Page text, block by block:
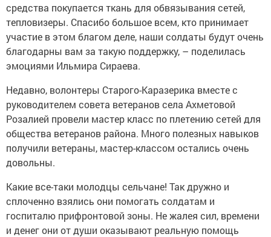
средства покупается ткань для обвязывания сетей,
тепловизеры. Спасибо большое всем, кто принимает
участие в этом благом деле, наши солдаты будут очень
благодарны вам за такую поддержку, – поделилась
эмоциями Ильмира Сираева.
Недавно, волонтеры Старого-Каразерика вместе с
руководителем совета ветеранов села Ахметовой
Розалией провели мастер класс по плетению сетей для
общества ветеранов района. Много полезных навыков
получили ветераны, мастер-классом остались очень
довольны.
Какие все-таки молодцы сельчане! Так дружно и
сплоченно взялись они помогать солдатам и
госпиталю прифронтовой зоны. Не жалея сил, времени
и денег они от души оказывают реальную помощь